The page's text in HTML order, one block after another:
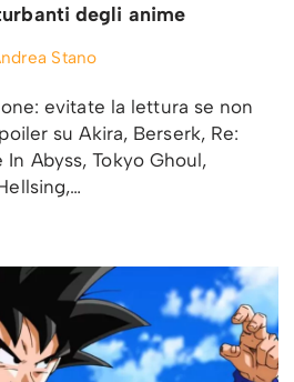
degli anime
Stano
evitate la lettura se non
su Akira, Berserk, Re:
Abyss, Tokyo Ghoul,